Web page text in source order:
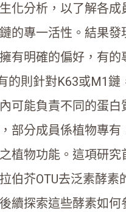
化分析，以了解各成
的專一活性。結果發
有明確的偏好，有的
的則針對K63或M1鏈
可能負責不同的蛋白
部分成員係植物專有
植物功能。這項研究
伯芥OTU去泛素酵素
續探索這些酵素如何